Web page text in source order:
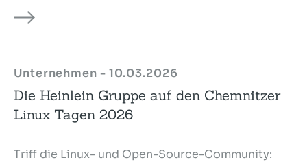
Unternehmen - 10.03.2026
Die Heinlein Gruppe auf den Chemnitzer
Linux Tagen 2026
Triff die Linux- und Open-Source-Community: